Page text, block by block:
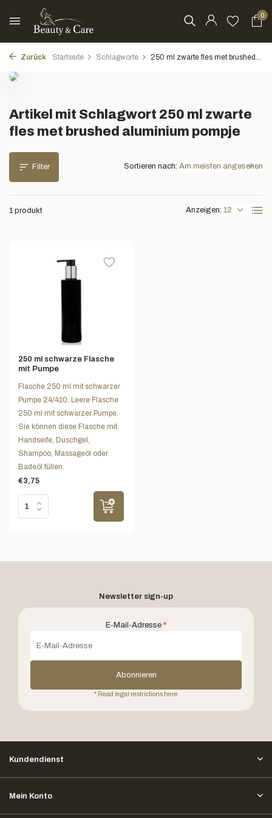
0
Zurück Startseite Schlagworte 250 ml zwarte fles met brushed...
Artikel mit Schlagwort 250 ml zwarte
fles met brushed aluminium pompje
Filter
1 produkt Anzeigen:
Sortieren nach:
250 ml schwarze Flasche
mit Pumpe
Flasche 250 ml mit schwarzer
Pumpe 24/410. Leere Flasche
250 ml mit schwarzer Pumpe.
Sie können diese Flasche mit
Handseife, Duschgel,
Shampoo, Massageöl oder
Badeöl füllen.
€3,75
Newsletter sign-up
E-Mail-Adresse *
Abonnieren
* Read legal restrictions here
Kundendienst
Mein Konto